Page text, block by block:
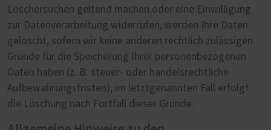
Löschersuchen geltend machen oder eine Einwilligung
zur Datenverarbeitung widerrufen, werden Ihre Daten
gelöscht, sofern wir keine anderen rechtlich zulässigen
Gründe für die Speicherung Ihrer personenbezogenen
Daten haben (z. B. steuer- oder handelsrechtliche
Aufbewahrungsfristen); im letztgenannten Fall erfolgt
die Löschung nach Fortfall dieser Gründe.